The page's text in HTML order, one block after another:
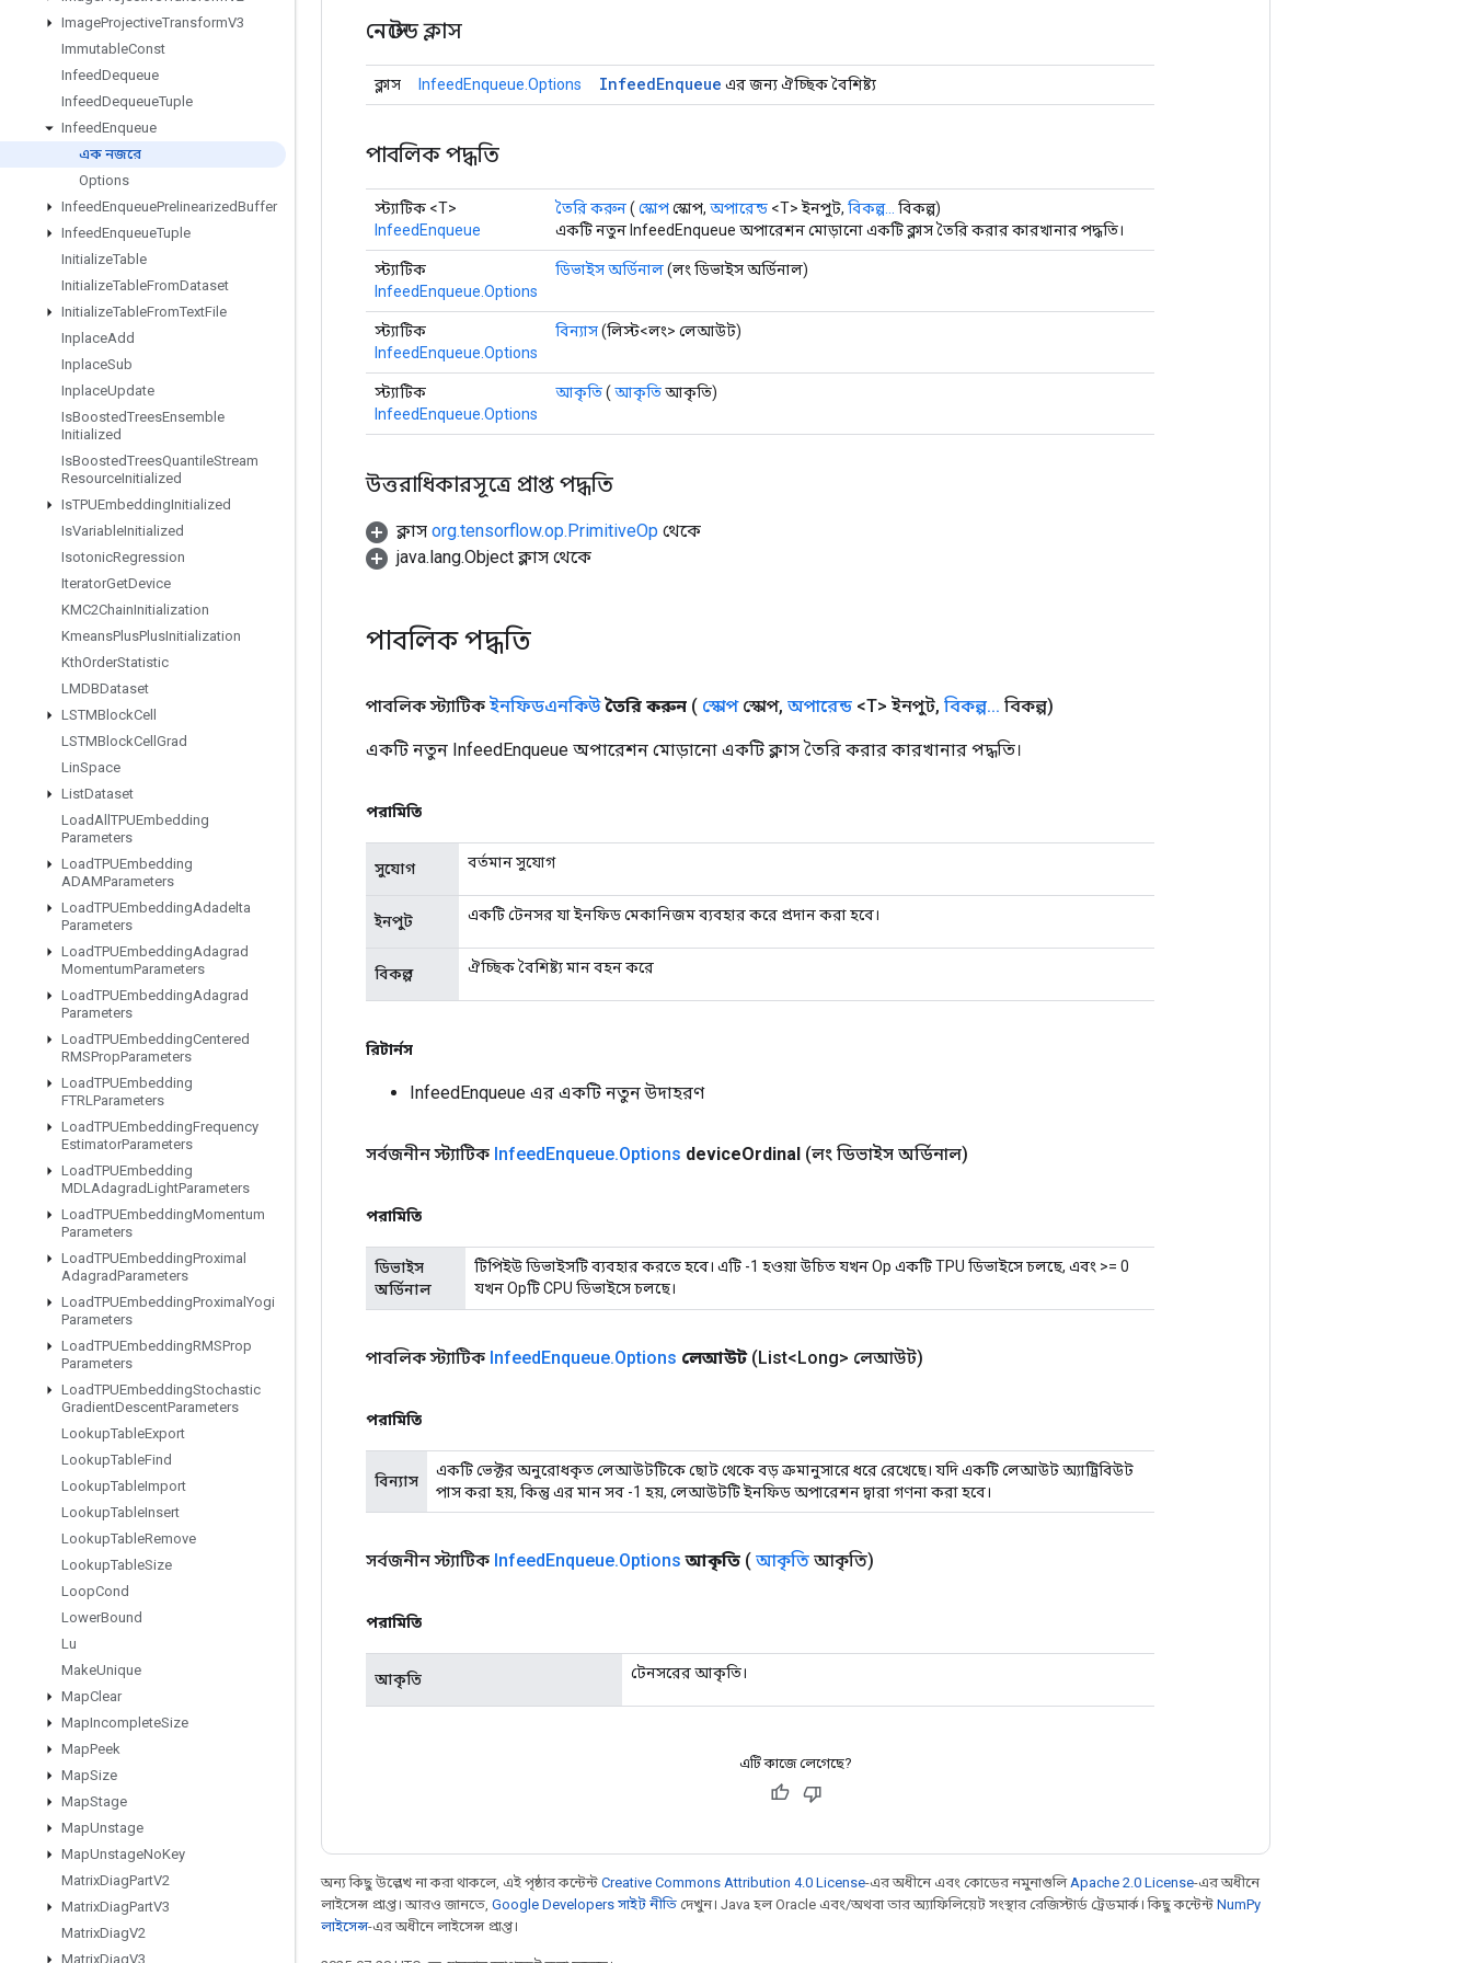
ImageProjectiveTransformV3
ImmutableConst
InfeedDequeue
InfeedDequeueTuple
InfeedEnqueue
এক নজরে
Options
InfeedEnqueuePrelinearizedBuffer
InfeedEnqueueTuple
InitializeTable
InitializeTableFromDataset
InitializeTableFromTextFile
InplaceAdd
InplaceSub
InplaceUpdate
IsBoostedTreesEnsemble
Initialized
IsBoostedTreesQuantileStream
ResourceInitialized
IsTPUEmbeddingInitialized
IsVariableInitialized
IsotonicRegression
IteratorGetDevice
KMC2ChainInitialization
KmeansPlusPlusInitialization
KthOrderStatistic
LMDBDataset
LSTMBlockCell
LSTMBlockCell Grad
LinSpace
ListDataset
LoadAll TPUEmbedding
Parameters
LoadTPUEmbedding
ADAMParameters
LoadTPUEmbeddingAdadelta
Parameters
LoadTPUEmbeddingAdagrad
MomentumParameters
LoadTPUEmbeddingAdagrad
Parameters
LoadTPUEmbeddingCentered
RMSPropParameters
LoadTPUEmbedding
FTRLParameters
LoadTPUEmbeddingFrequency
EstimatorParameters
LoadTPUEmbedding
MDLAdagradLightParameters
LoadTPUEmbeddingMomentum
Parameters
LoadTPUEmbeddingProximal
AdagradParameters
LoadTPUEmbeddingProximal Yogi
Parameters
LoadTPUEmbeddingRMSProp
Parameters
LoadTPUEmbeddingStochastic
GradientDescentParameters
LookupTableExport
LookupTableFind
LookupTableImport
LookupTableInsert
LookupTableRemove
LookupTableSize
LoopCond
LowerBound
Lu
MakeUnique
MapClear
MapIncompleteSize
MapPeek
MapSize
MapStage
MapUnstage
MapUnstageNoKey
MatrixDiagPartV2
MatrixDiagPartV3
MatrixDiagV2
MatrixDiagV3
নেস্টেড ক্লাস
ক্লাস InfeedEnqueue.Options InfeedEnqueue এর জন্য ঐচ্ছিক বৈশিষ্ট্য
পাবলিক পদ্ধতি
স্ট্যাটিক <T>
InfeedEnqueue
তৈরি করুন( স্কোপস্কোপ, অপারেন্ড <T> ইনপুট, বিকল্প...
বিকল্প)
একটি নতুন InfeedEnqueue অপারেশন মোড়ানো একটি ক্লাস তৈরি করার কারখানার পদ্ধতি।
স্ট্যাটিক
InfeedEnqueue.Options
ডিভাইস অর্ডিনাল(লং ডিভাইস অর্ডিনাল)
স্ট্যাটিক
InfeedEnqueue.Options
বিন্যাস(লিস্ট<লং> লেআউট)
স্ট্যাটিক
InfeedEnqueue.Options
আকৃতি( আকৃতিআকৃতি)
উত্তরাধিকারসূত্রে প্রাপ্ত পদ্ধতি
ক্লাস org.tensorflow.op.PrimitiveOp থেকে
java.lang.Object ক্লাস থেকে
পাবলিক পদ্ধতি
পাবলিক স্ট্যাটিক ইনফিডএনকিউ তৈরি করুন ( স্কোপস্কোপ, অপারেন্ড <T> ইনপুট, বিকল্প... বিকল্প)
একটি নতুন InfeedEnqueue অপারেশন মোড়ানো একটি ক্লাস তৈরি করার কারখানার পদ্ধতি।
পরামিতি
সুযোগ বর্তমান সুযোগ
ইনপুট একটি টেনসর যা ইনফিড মেকানিজম ব্যবহার করে প্রদান করা হবে।
বিকল্প ঐচ্ছিক বৈশিষ্ট্য মান বহন করে
রিটার্নস
InfeedEnqueue এর একটি নতুন উদাহরণ
সর্বজনীন স্ট্যাটিক InfeedEnqueue.Options deviceOrdinal (লং ডিভাইস অর্ডিনাল)
পরামিতি
ডিভাইস
অর্ডিনাল
টিপিইউ ডিভাইসটি ব্যবহার করতে হবে। এটি -1 হওয়া উচিত যখন Op একটি TPU ডিভাইসে চলছে, এবং >= 0
যখন Opটি CPU ডিভাইসে চলছে।
পাবলিক স্ট্যাটিক InfeedEnqueue.Options লেআউট (List<Long> লেআউট)
পরামিতি
বিন্যাস
একটি ভেক্টর অনুরোধকৃত লেআউটটিকে ছোট থেকে বড় ক্রমানুসারে ধরে রেখেছে। যদি একটি লেআউট অ্যাট্রিবিউট
পাস করা হয়, কিন্তু এর মান সব -1 হয়, লেআউটটি ইনফিড অপারেশন দ্বারা গণনা করা হবে।
সর্বজনীন স্ট্যাটিক InfeedEnqueue.Options আকৃতি ( আকৃতি আকৃতি)
পরামিতি
আকৃতি টেনসরের আকৃতি।
এটি কাজে লেগেছে?
অন্য কিছু উল্লেখ না করা থাকলে, এই পৃষ্ঠার কন্টেন্ট Creative Commons Attribution 4.0 License-এর অধীনে এবং কোডের নমুনাগুলি Apache 2.0 License-এর অধীনে
লাইসেন্স প্রাপ্ত। আরও জানতে, Google Developers সাইট নীতি দেখুন। Java হল Oracle এবং/অথবা তার অ্যাফিলিয়েট সংস্থার রেজিস্টার্ড ট্রেডমার্ক। কিছু কন্টেন্ট NumPy
লাইসেন্স-এর অধীনে লাইসেন্স প্রাপ্ত।